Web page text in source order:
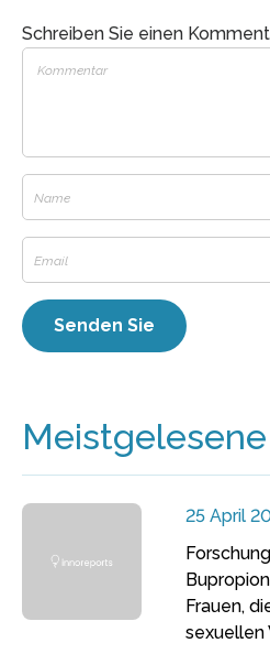
Schreiben Sie einen
25 April
Frauen,
sexuellen